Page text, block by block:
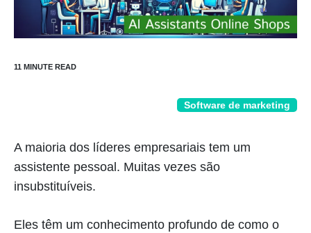
Software de marketing
A maioria dos líderes empresariais tem um
assistente pessoal. Muitas vezes são
insubstituíveis.
Eles têm um conhecimento profundo de como o